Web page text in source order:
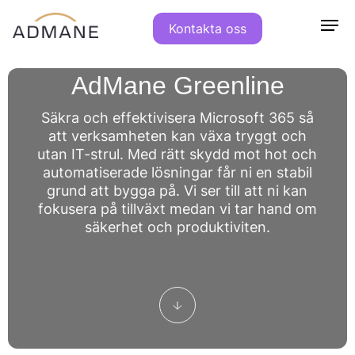
Tjänster
Om
Oss
Modern
Arbetsplats
Moln &
Infrastruktur
Modern
Arbetsplats
Microsoft
365
Workspace
Har du frågor?
hej@admane.se
Sociala Medier
Moln &
Infrastruktur
Microsoft
Azure
Virtuell
Har du frågor?
hej@admane.se
Sociala Medier
Säkerhet
Backup &
Distaster
Recovery
Microsoft
Har du frågor?
hej@admane.se
Sociala Medier
Mötesteknik
Teams
Rooms
Bring
your own
Device i
mötesrum
Har du frågor?
hej@admane.se
Sociala Medier
Kontakta oss
AdMane Greenline
Säkra och effektivisera Microsoft 365 så
att verksamheten kan växa tryggt och
utan IT-strul. Med rätt skydd mot hot och
automatiserade lösningar får ni en stabil
grund att bygga på. Vi ser till att ni kan
fokusera på tillväxt medan vi tar hand om
säkerhet och produktiviten.